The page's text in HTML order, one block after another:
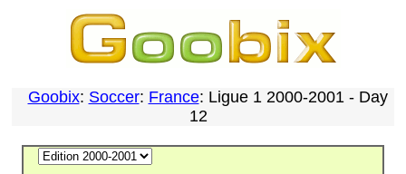
Goobix: Soccer: France: Ligue 1 2000-2001 - Day
12